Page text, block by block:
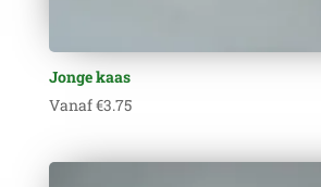
Jonge kaas
Vanaf€3.75